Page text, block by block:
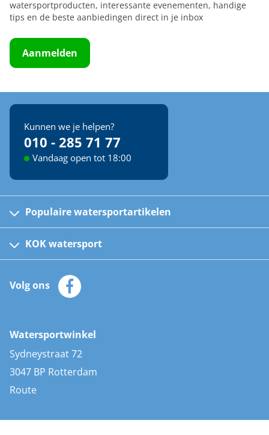
watersportproducten, interessante evenementen, handige
tips en de beste aanbiedingen direct in je inbox
Aanmelden
Kunnen we je helpen?
010 - 285 71 77
Vandaag open tot 18:00
Populaire watersportartikelen
Kinder reddingsvesten
Automatische reddingsvesten
Zeilkleding
Zonnepanelen
AIS transponders
Stootwillen en fenders
Bootkussens
Zwemtrappen
KOK watersport
Klantenservice
Merken
Volg ons
Watersportwinkel
Sydneystraat 72
3047 BP Rotterdam
Route